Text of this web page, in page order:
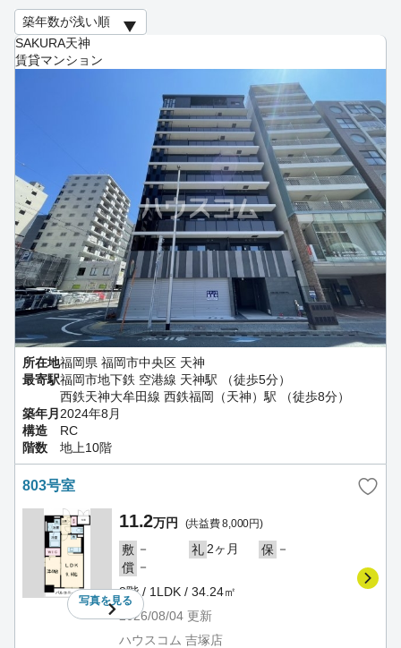
SAKURA天神
賃貸マンション
所在地福岡県 福岡市中央区 天神
最寄駅福岡市地下鉄 空港線 天神駅 （徒歩5分）
西鉄天神大牟田線 西鉄福岡（天神）駅 （徒歩8分）
築年月2024年8月
構造
RC
階数
地上10階
803号室
写真を見る
11.2万円 (共益費 8,000円)
敷 － 礼 2ヶ月 保 －
償 －
8階 / 1LDK / 34.24㎡
2026/08/04 更新
ハウスコム 吉塚店